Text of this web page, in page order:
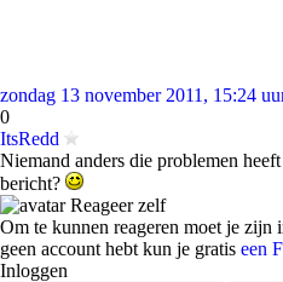
zondag 13 november 2011, 15:24
0
ItsRedd
Niemand anders die problemen
bericht?
Reageer zelf
Om te kunnen reageren moet je
geen account hebt kun je gratis een
Inloggen